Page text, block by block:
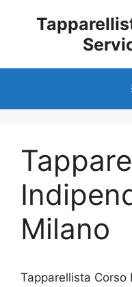
Milano
Tapparellista Corso